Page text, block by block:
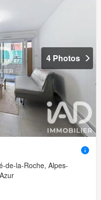
4 Photos
de-la-Roche, Alpes-